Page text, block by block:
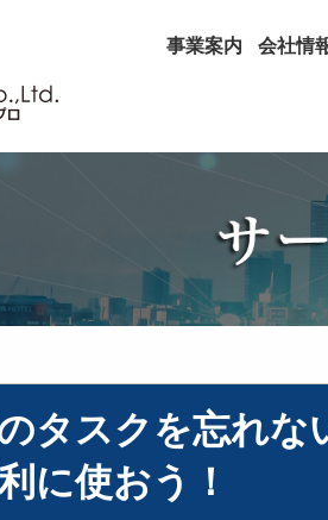
事業案内 会社情
タスクを忘れな
に使おう！